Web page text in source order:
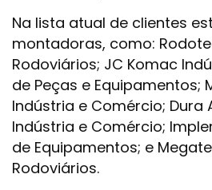
Na lista atual de clientes
montadoras, como:
Rodoviários; JC Komac
de Peças e Equipamentos;
Indústria e Comércio; Dura
Indústria e Comércio;
de Equipamentos; e
Rodoviários.